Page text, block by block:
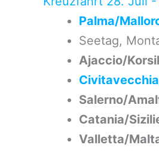
Palma/
Seetag,
Ajaccio/
Salerno/
Catania/
Valletta/